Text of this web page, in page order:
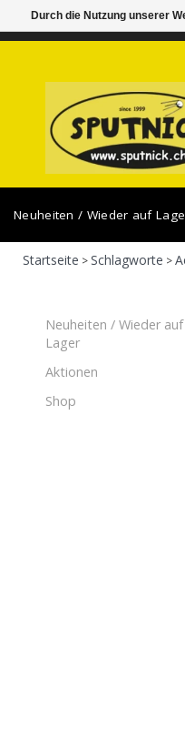
DI-FR 11.00 - 18.30, SA
Neuheiten / Wieder auf
Startseite >Schlagworte >
Neuheiten / Wieder auf
Lager
Aktionen
Shop
Durch die Nutzung unserer